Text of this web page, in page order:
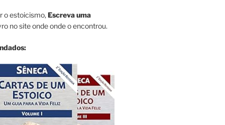
o estoicismo,Escreva uma
no site onde onde o encontrou.